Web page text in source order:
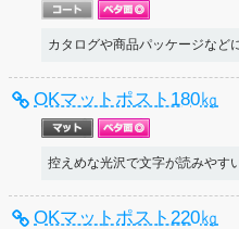
カタログや商品パッケージなど
OKマットポスト180㎏
控えめな光沢で文字が読みやす
OKマットポスト220㎏